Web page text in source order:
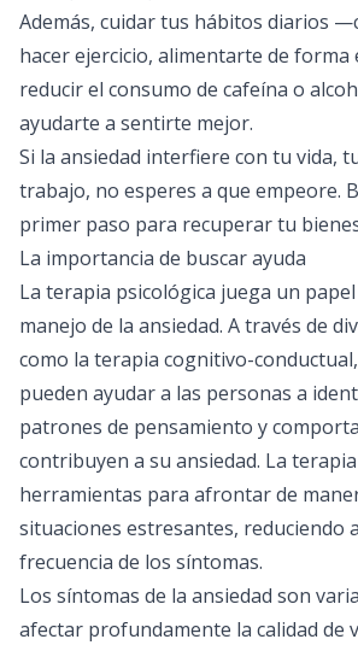
Además, cuidar tus hábitos diarios
hacer ejercicio, alimentarte de forma
reducir el consumo de cafeína o
ayudarte a sentirte mejor.
Si la ansiedad interfiere con tu vida,
trabajo, no esperes a que empeore.
primer paso para recuperar tu
La importancia de buscar ayuda
La terapia psicológica juega un
manejo de la ansiedad. A través de
como la terapia cognitivo-
pueden ayudar a las personas a
patrones de pensamiento y
contribuyen a su ansiedad. La
herramientas para afrontar de
situaciones estresantes, reduciendo
frecuencia de los síntomas.
Los síntomas de la ansiedad son
afectar profundamente la calidad de